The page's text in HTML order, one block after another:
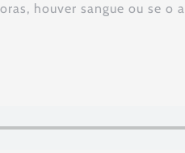
houver sangue ou se o